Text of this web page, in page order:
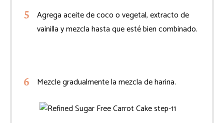
Agrega aceite de coco o vegetal, extracto de
vainilla y mezcla hasta que esté bien combinado.
Mezcle gradualmente la mezcla de harina.